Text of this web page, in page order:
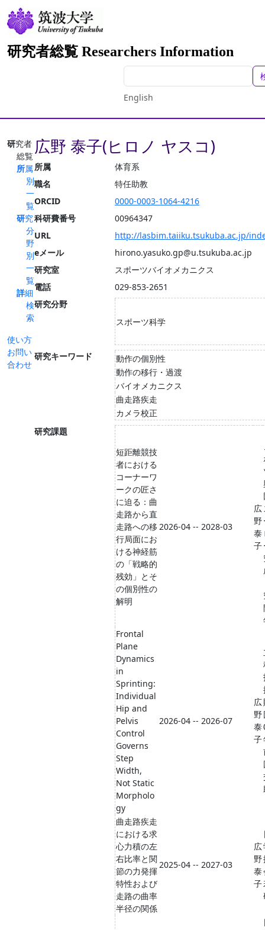
研究者総覧 Researchers Information
English
研究者
総覧
所属
別
一
覧
研究
分
野
別
一
覧
詳細
検
索
使い方
お問い
合わせ
広野 泰子(ヒロノ ヤスコ)
所属
体育系
職名
特任助教
ORCID
0000-0003-1064-4216
科研費番号
00964347
URL
http://lasbim.taiiku.tsukuba.ac.jp/
eメール
hirono.yasuko.gp@u.tsukuba.ac.jp
研究室
スポーツバイオメカニクス
電話
029-853-2651
研究分野
スポーツ科学
研究キーワード
動作の個別性
動作の移行・過渡
バイオメカニクス
曲走路疾走
カメラ校正
研究課題
短距離競技
者における
コーナーワ
ークの匠さ
に迫る：曲
走路から直
走路への移
行局面にお
ける神経筋
の「戦略的
残効」とそ
の個別性の
解明
2026-04 -- 2028-03
広
野
泰
子
Frontal
Plane
Dynamics
in
Sprinting:
Individual
Hip and
Pelvis
Control
Governs
Step
Width,
Not Static
Morpholo
gy
2026-04 -- 2026-07
広
野
泰
子
曲走路疾走
における求
心力積の左
右比率と関
節の力発揮
特性および
走路の曲率
半径の関係
2025-04 -- 2027-03
広
野
泰
子